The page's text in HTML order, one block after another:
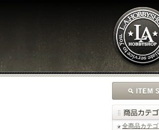
全商品カテ